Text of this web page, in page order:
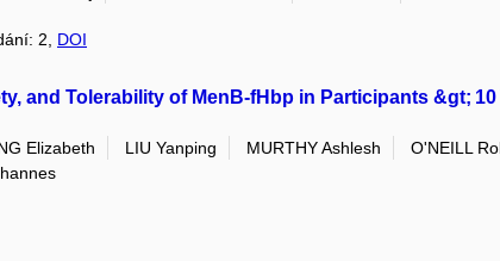
2, DOI
and Tolerability of MenB-fHbp in Participants &gt;
Elizabeth LIU Yanping MURTHY Ashlesh O'NEILL